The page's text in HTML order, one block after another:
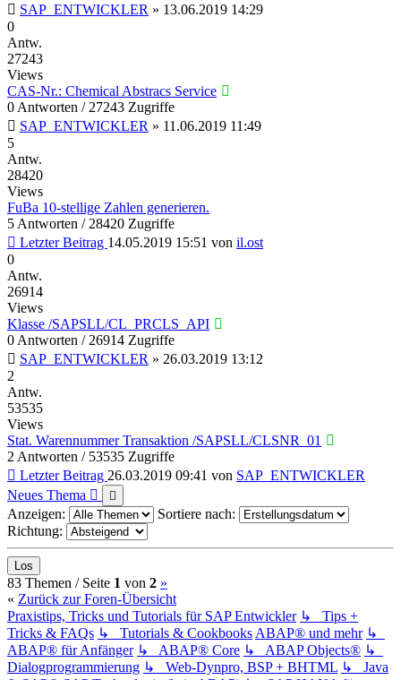
SAP_ENTWICKLER » 13.06.2019 14:29
0
Antw.
27243
Views
CAS-Nr.: Chemical Abstracs Service
0 Antworten / 27243 Zugriffe
SAP_ENTWICKLER » 11.06.2019 11:49
5
Antw.
28420
Views
FuBa 10-stellige Zahlen generieren.
5 Antworten / 28420 Zugriffe
Letzter Beitrag 14.05.2019 15:51 von il.ost
0
Antw.
26914
Views
Klasse /SAPSLL/CL_PRCLS_API
0 Antworten / 26914 Zugriffe
SAP_ENTWICKLER » 26.03.2019 13:12
2
Antw.
53535
Views
Stat. Warennummer Transaktion /SAPSLL/CLSNR_01
2 Antworten / 53535 Zugriffe
Letzter Beitrag 26.03.2019 09:41 von SAP_ENTWICKLER
Neues Thema
Anzeigen:
Sortiere nach:
Richtung:
83 Themen / Seite 1 von 2 (current)
»
« Zurück zur Foren-Übersicht
Praxistips, Tricks und Tutorials für SAP Entwickler ↳ Tips +
Tricks & FAQs ↳ Tutorials & Cookbooks ABAP® und mehr ↳
ABAP® für Anfänger ↳ ABAP® Core ↳ ABAP Objects® ↳
Dialogprogrammierung ↳ Web-Dynpro, BSP + BHTML ↳ Java